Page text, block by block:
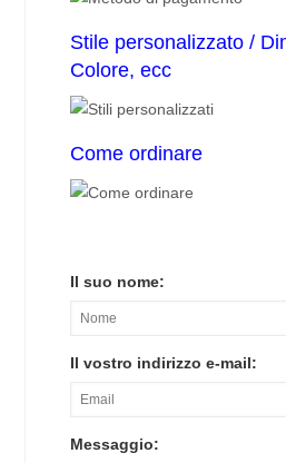
Stile personalizzato /
Colore, ecc
Come ordinare
Il suo nome:
Il vostro indirizzo e-mail:
Messaggio: